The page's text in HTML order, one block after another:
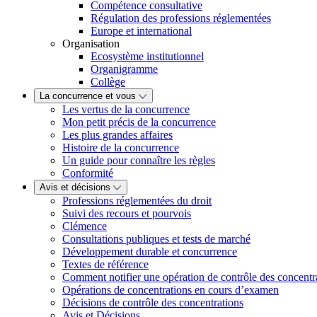
Compétence consultative
Régulation des professions réglementées
Europe et international
Organisation
Ecosystème institutionnel
Organigramme
Collège
La concurrence et vous
Les vertus de la concurrence
Mon petit précis de la concurrence
Les plus grandes affaires
Histoire de la concurrence
Un guide pour connaître les règles
Conformité
Avis et décisions
Professions réglementées du droit
Suivi des recours et pourvois
Clémence
Consultations publiques et tests de marché
Développement durable et concurrence
Textes de référence
Comment notifier une opération de contrôle des
Opérations de concentrations en cours d’examen
Décisions de contrôle des concentrations